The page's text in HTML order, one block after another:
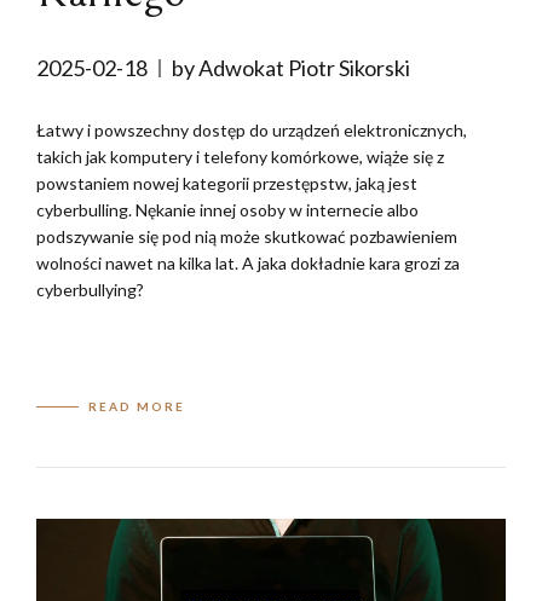
2025-02-18 by Adwokat Piotr Sikorski
Łatwy i powszechny dostęp do urządzeń elektronicznych,
takich jak komputery i telefony komórkowe, wiąże się z
powstaniem nowej kategorii przestępstw, jaką jest
cyberbulling. Nękanie innej osoby w internecie albo
podszywanie się pod nią może skutkować pozbawieniem
wolności nawet na kilka lat. A jaka dokładnie kara grozi za
cyberbullying?
READ MORE